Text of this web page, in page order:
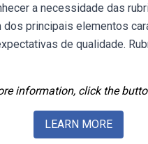
a necessidade das
principais elementos
de qualidade.
information, click the
LEARN MORE